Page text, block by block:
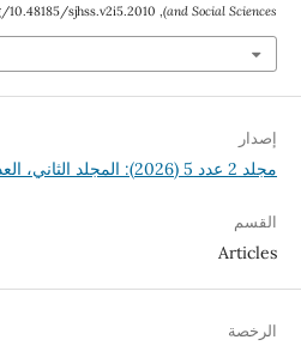
and Social Sciences)
,
sjhss.v2i5.2010
إصدار
مجلد 2 عدد 5 (2026): المجلد الثاني، العدد الخامس، مارس 2026
القسم
Articles
الرخصة